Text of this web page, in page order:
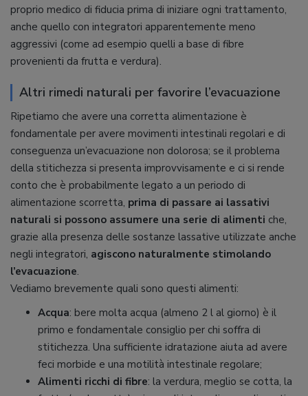
proprio medico di fiducia prima di iniziare ogni trattamento,
anche quello con integratori apparentemente meno
aggressivi (come ad esempio quelli a base di fibre
provenienti da frutta e verdura).
Altri rimedi naturali per favorire l’evacuazione
Ripetiamo che avere una corretta alimentazione è
fondamentale per avere movimenti intestinali regolari e di
conseguenza un’evacuazione non dolorosa; se il problema
della stitichezza si presenta improvvisamente e ci si rende
conto che è probabilmente legato a un periodo di
alimentazione scorretta, prima di passare ai lassativi
naturali si possono assumere una serie di alimenti che,
grazie alla presenza delle sostanze lassative utilizzate anche
negli integratori, agiscono naturalmente stimolando
l’evacuazione.
Vediamo brevemente quali sono questi alimenti:
Acqua: bere molta acqua (almeno 2 l al giorno) è il
primo e fondamentale consiglio per chi soffra di
stitichezza. Una sufficiente idratazione aiuta ad avere
feci morbide e una motilità intestinale regolare;
Alimenti ricchi di fibre: la verdura, meglio se cotta, la